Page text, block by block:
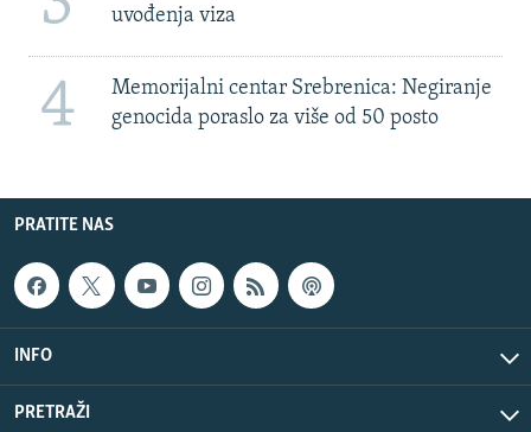
uvođenja viza
4
Memorijalni centar Srebrenica: Negiranje
genocida poraslo za više od 50 posto
PRATITE NAS
INFO
PRETRAŽI